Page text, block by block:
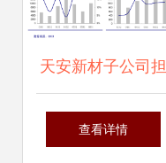
天安新材子公司担
保公告 支持佛山石
查看详情